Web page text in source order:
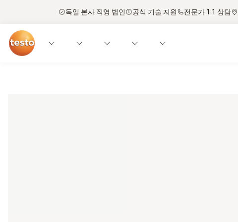
독일 본사 직영 법인 공식 기술 지원 전문가 1:1 상담